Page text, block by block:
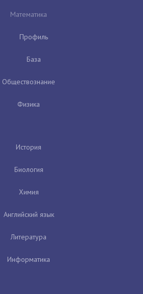
Математика
Профиль
База
Обществознание
Физика
История
Биология
Химия
Английский язык
Литература
Информатика